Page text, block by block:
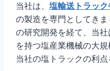
当社は、 塩輸送トラッ
の製造を専門としてき
の研究開発を経て、当
を持つ塩産業機械の大規
当社の塩トラックの利点